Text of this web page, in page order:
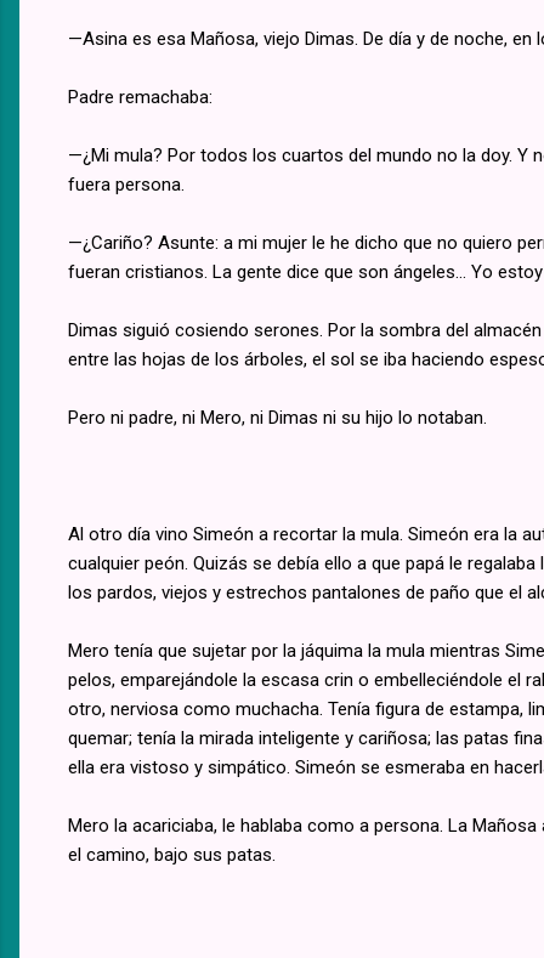
—Asina es esa Mañosa, viejo Dimas. De día y de noche,
Padre remachaba:
—¿Mi mula? Por todos los cuartos del mundo no la doy. Y
fuera persona.
—¿Cariño? Asunte: a mi mujer le he dicho que no quiero
fueran cristianos. La gente dice que son ángeles... Yo
Dimas siguió cosiendo serones. Por la sombra del
entre las hojas de los árboles, el sol se iba haciendo
Pero ni padre, ni Mero, ni Dimas ni su hijo lo notaban.
Al otro día vino Simeón a recortar la mula. Simeón era la
cualquier peón. Quizás se debía ello a que papá le
los pardos, viejos y estrechos pantalones de paño que el
Mero tenía que sujetar por la jáquima la mula mientras
pelos, emparejándole la escasa crin o embelleciéndole el
otro, nerviosa como muchacha. Tenía figura de estampa,
quemar; tenía la mirada inteligente y cariñosa; las patas
ella era vistoso y simpático. Simeón se esmeraba en
Mero la acariciaba, le hablaba como a persona. La
el camino, bajo sus patas.